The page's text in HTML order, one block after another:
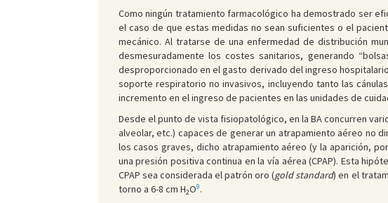
Como ningún tratamiento farmacológico ha demostrado ser
el caso de que estas medidas no sean suficientes o el
mecánico. Al tratarse de una enfermedad de distribución
desmesuradamente los costes sanitarios, generando
desproporcionado en el gasto derivado del ingreso
soporte respiratorio no invasivos, incluyendo tanto las
incremento en el ingreso de pacientes en las unidades de
Desde el punto de vista fisiopatológico, en la BA concurren
alveolar, etc.) capaces de generar un atrapamiento aéreo no
los casos graves, dicho atrapamiento aéreo (y la aparición,
una presión positiva continua en la vía aérea (CPAP). Esta
CPAP sea considerada el patrón oro (gold standard) en el
torno a 6-8 cm H2O9.